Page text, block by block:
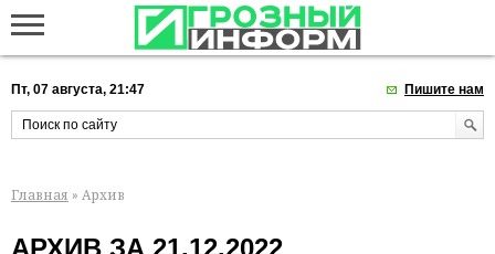
Пт, 07 августа, 21:47 Пишите нам
Главная » Архив